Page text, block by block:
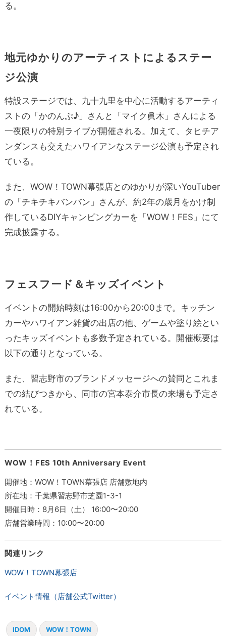
る。
地元ゆかりのアーティストによるステー
ジ公演
特設ステージでは、九十九里を中心に活動するアーティ
ストの「かのんぷ♪」さんと「マイク眞木」さんによる
一夜限りの特別ライブが開催される。加えて、タヒチア
ンダンスも交えたハワイアンなステージ公演も予定され
ている。
また、WOW！TOWN幕張店とのゆかりが深いYouTuber
の「チキチキバンバン」さんが、約2年の歳月をかけ制
作しているDIYキャンピングカーを「WOW！FES」にて
完成披露する。
フェスフード＆キッズイベント
イベントの開始時刻は16:00から20:00まで。キッチン
カーやハワイアン雑貨の出店の他、ゲームや塗り絵とい
ったキッズイベントも多数予定されている。開催概要は
以下の通りとなっている。
また、習志野市のブランドメッセージへの賛同とこれま
での結びつきから、同市の宮本泰介市長の来場も予定さ
れている。
WOW！FES 10th Anniversary Event
開催地：WOW！TOWN幕張店 店舗敷地内
所在地：千葉県習志野市芝園1-3-1
開催日時：8月6日（土） 16:00〜20:00
店舗営業時間：10:00〜20:00
関連リンク
WOW！TOWN幕張店
イベント情報（店舗公式Twitter）
IDOM WOW！TOWN